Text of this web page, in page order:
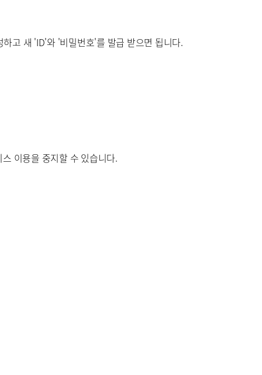
고 새 'ID'와 '비밀번호'를 발급 받으면 됩니다.
이용을 중지할 수 있습니다.